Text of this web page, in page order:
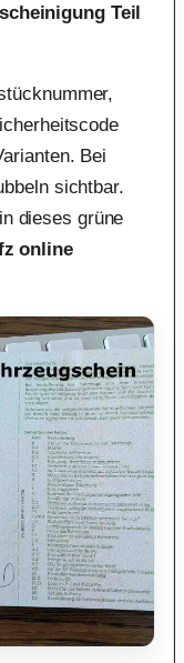
Teil
Bei
sichtbar.
dieses grüne
online